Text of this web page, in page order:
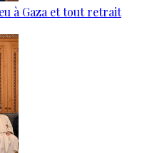
à Gaza et tout retrait